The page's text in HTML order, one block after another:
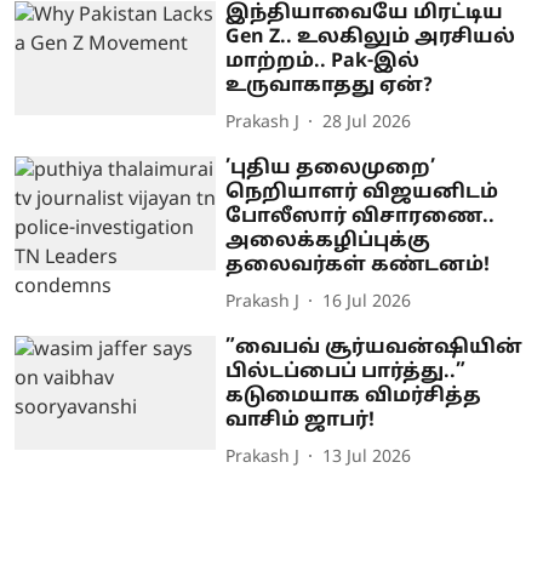
இந்தியாவையே மிரட்டிய
Gen Z.. உலகிலும் அரசியல்
மாற்றம்.. Pak-இல்
உருவாகாதது ஏன்?
Prakash J 28 Jul 2026
’புதிய தலைமுறை’
நெறியாளர் விஜயனிடம்
போலீஸார் விசாரணை..
அலைக்கழிப்புக்கு
தலைவர்கள் கண்டனம்!
Prakash J 16 Jul 2026
”வைபவ் சூர்யவன்ஷியின்
பில்டப்பைப் பார்த்து..”
கடுமையாக விமர்சித்த
வாசிம் ஜாபர்!
Prakash J 13 Jul 2026